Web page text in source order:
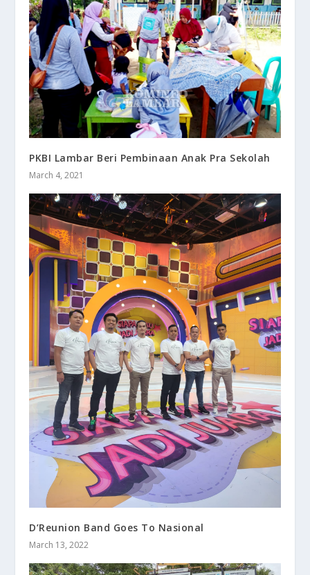
PKBI Lambar Beri Pembinaan Anak Pra Sekolah
March 4, 2021
D’Reunion Band Goes To Nasional
March 13, 2022